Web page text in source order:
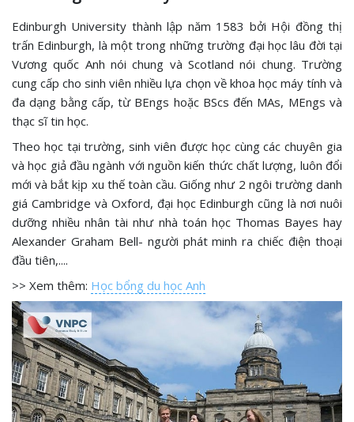
Edinburgh University thành lập năm 1583 bởi Hội đồng thị
trấn Edinburgh, là một trong những trường đại học lâu đời tại
Vương quốc Anh nói chung và Scotland nói chung. Trường
cung cấp cho sinh viên nhiều lựa chọn về khoa học máy tính và
đa dạng bằng cấp, từ BEngs hoặc BScs đến MAs, MEngs và
thạc sĩ tin học.
Theo học tại trường, sinh viên được học cùng các chuyên gia
và học giả đầu ngành với nguồn kiến thức chất lượng, luôn đổi
mới và bắt kịp xu thế toàn cầu. Giống như 2 ngôi trường danh
giá Cambridge và Oxford, đại học Edinburgh cũng là nơi nuôi
dưỡng nhiều nhân tài như nhà toán học Thomas Bayes hay
Alexander Graham Bell- người phát minh ra chiếc điện thoại
đầu tiên,....
>> Xem thêm: Học bổng du học Anh